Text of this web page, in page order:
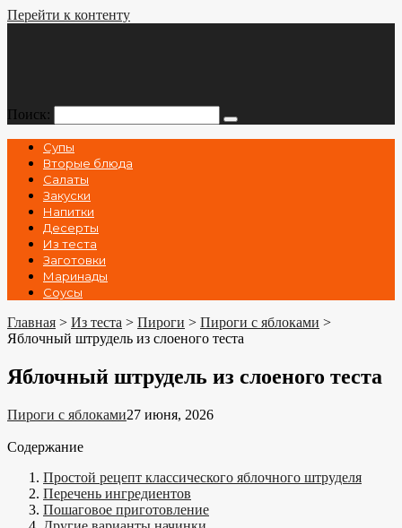
Перейти к контенту
Поиск:
Супы
Вторые блюда
Салаты
Закуски
Напитки
Десерты
Из теста
Заготовки
Маринады
Соусы
Главная > Из теста > Пироги > Пироги с яблоками >
Яблочный штрудель из слоеного теста
Яблочный штрудель из слоеного теста
Пироги с яблоками27 июня, 2026
Содержание
Простой рецепт классического яблочного штруделя
Перечень ингредиентов
Пошаговое приготовление